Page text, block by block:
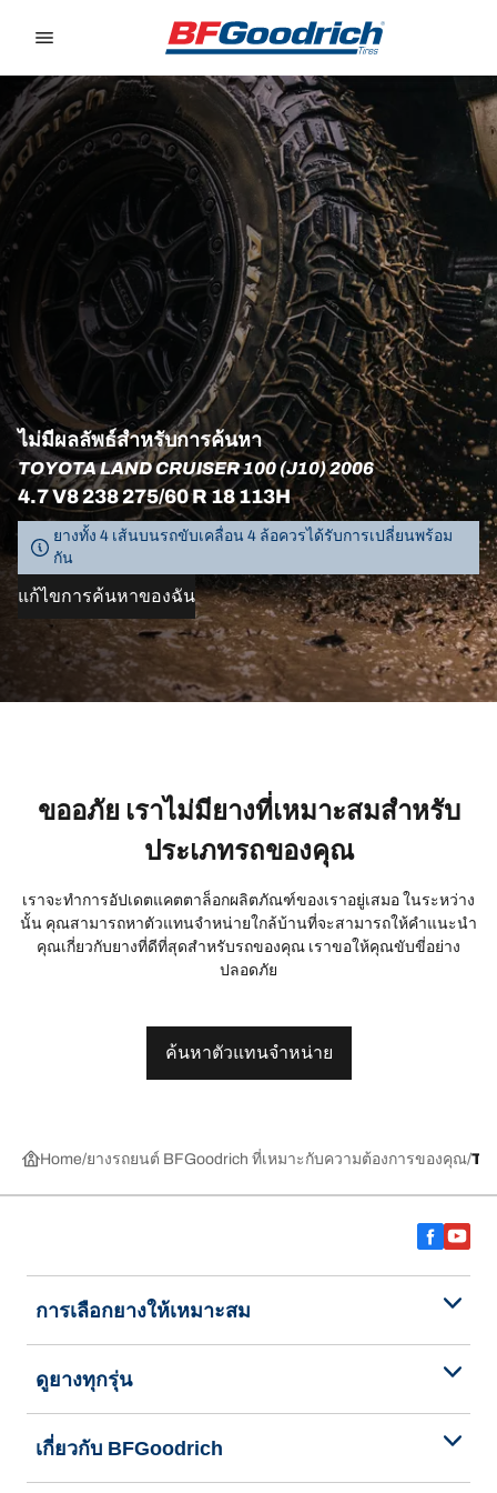
ไม่มีผลลัพธ์สำหรับการค้นหา
TOYOTA LAND CRUISER 100 (J10) 2006
4.7 V8 238 275/60 R 18 113H
ยางทั้ง 4 เส้นบนรถขับเคลื่อน 4 ล้อควรได้รับการเปลี่ยนพร้อม
กัน
แก้ไขการค้นหาของฉัน
ขออภัย เราไม่มียางที่เหมาะสมสำหรับ
ประเภทรถของคุณ
เราจะทำการอัปเดตแคตตาล็อกผลิตภัณฑ์ของเราอยู่เสมอ ในระหว่าง
นั้น คุณสามารถหาตัวแทนจำหน่ายใกล้บ้านที่จะสามารถให้คำแนะนำ
คุณเกี่ยวกับยางที่ดีที่สุดสำหรับรถของคุณ เราขอให้คุณขับขี่อย่าง
ปลอดภัย
ค้นหาตัวแทนจำหน่าย
Home ยางรถยนต์ BFGoodrich ที่เหมาะกับความต้องการของคุณ
การเลือกยางให้เหมาะสม
ดูยางทุกรุ่น
เกี่ยวกับ BFGoodrich